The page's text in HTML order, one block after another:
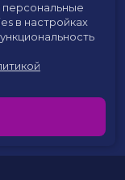
персональные
в настройках